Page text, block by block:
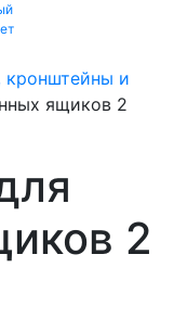
кронштейны и
ящиков 2
2